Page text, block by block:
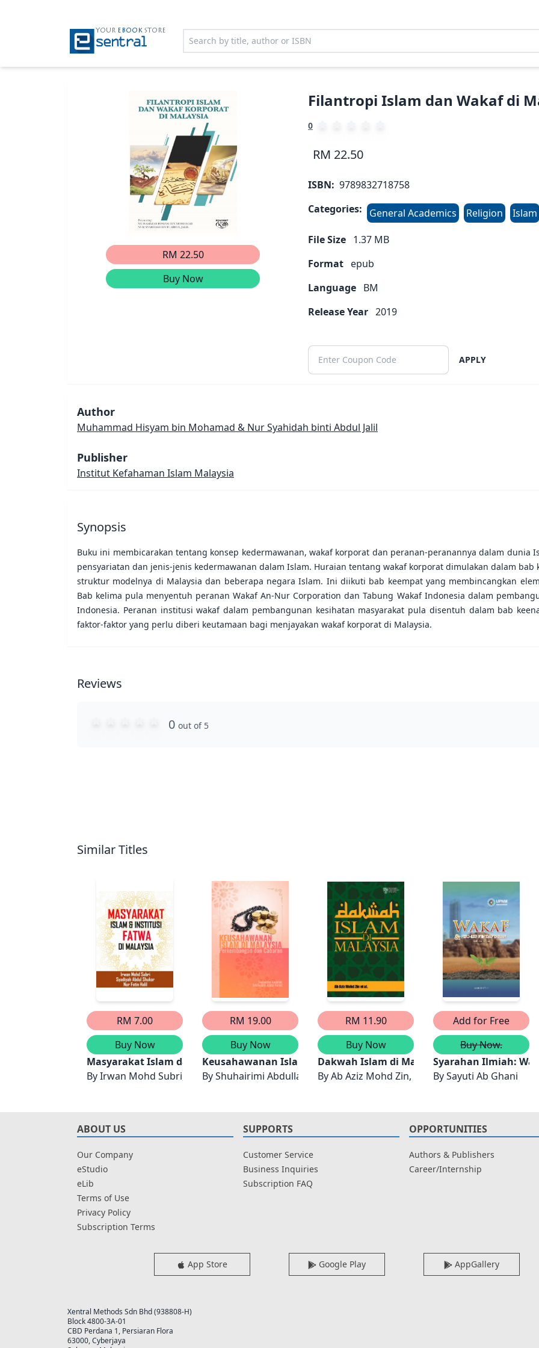
YOUR EBOOK STORE
RM 22.50
Buy Now
Filantropi Islam dan Wakaf di
0
RM 22.50
ISBN: 9789832718758
Categories:
General Academics Religion
Islam
File Size 1.37 MB
Format epub
Language BM
Release Year 2019
APPLY
Author
Muhammad Hisyam bin Mohamad & Nur Syahidah binti Abdul Jalil
Publisher
Institut Kefahaman Islam Malaysia
Synopsis
Buku ini membicarakan tentang konsep kedermawanan, wakaf korporat dan peranan-peranannya dalam dunia
pensyariatan dan jenis-jenis kedermawanan dalam Islam. Huraian tentang wakaf korporat dimulakan dalam
struktur modelnya di Malaysia dan beberapa negara Islam. Ini diikuti bab keempat yang membincangkan
Bab kelima pula menyentuh peranan Wakaf An-Nur Corporation dan Tabung Wakaf Indonesia dalam
Indonesia. Peranan institusi wakaf dalam pembangunan kesihatan masyarakat pula disentuh dalam bab
faktor-faktor yang perlu diberi keutamaan bagi menjayakan wakaf korporat di Malaysia.
Reviews
0 out of 5
Similar Titles
RM 7.00
Buy Now
Masyarakat Islam dan Institusi Fatwa di Malaysia
ByIrwan Mohd Subri, Syadiyah Abdul Shukor & Nur Fatin Halil
RM 19.00
Buy Now
Keusahawanan Islam Di Malaysia: Perkembangan Dan Cabaran
ByShuhairimi Abdullah & Solahuddin Abdul Hamid
RM 11.90
Buy Now
Dakwah Islam di Malaysia
ByAb Aziz Mohd Zin, Nor Raudah Hj.Siren,
Add for Free
Buy Now.
Syarahan Ilmiah:
BySayuti Ab Ghani
ABOUT US
Our Company
eStudio
eLib
Terms of Use
Privacy Policy
Subscription Terms
SUPPORTS
Customer Service
Business Inquiries
Subscription FAQ
OPPORTUNITIES
Authors & Publishers
Career/Internship
App Store Google Play AppGallery
Xentral Methods Sdn Bhd (938808-H)
Block 4800-3A-01
CBD Perdana 1, Persiaran Flora
63000, Cyberjaya